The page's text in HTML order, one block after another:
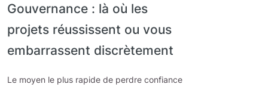
Gouvernance : là où les
projets réussissent ou vous
embarrassent discrètement
Le moyen le plus rapide de perdre confiance